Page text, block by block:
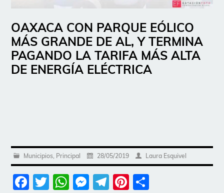
OAXACA CON PARQUE EÓLICO
MÁS GRANDE DE AL, Y TERMINA
PAGANDO LA TARIFA MÁS ALTA
DE ENERGÍA ELÉCTRICA
Municipios, Principal 28/05/2019 Laura Esquivel
Facebook
Twitter
WhatsApp
Messenger
Telegram
Pinterest